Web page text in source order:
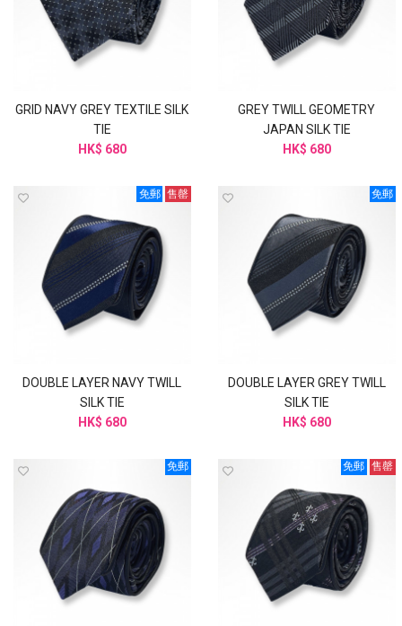
GRID NAVY GREY TEXTILE SILK
TIE
HK$ 680
GREY TWILL GEOMETRY
JAPAN SILK TIE
HK$ 680
免郵 售罄
DOUBLE LAYER NAVY TWILL
SILK TIE
HK$ 680
免郵
DOUBLE LAYER GREY TWILL
SILK TIE
HK$ 680
免郵 免郵 售罄